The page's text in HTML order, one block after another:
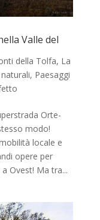
Valle del
della Tolfa, La
, Paesaggi
Orte-
modo!
locale e
opere per
Ovest! Ma tra...